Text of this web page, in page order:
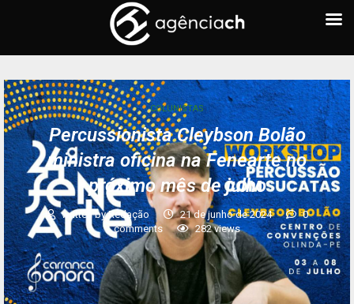
COLUNISTAS
Percussionista Cleybson Bolão
ministra oficina na Fenearte no
próximo mês de julho
written byRedação 21 de junho de 2024
0
comments
282views